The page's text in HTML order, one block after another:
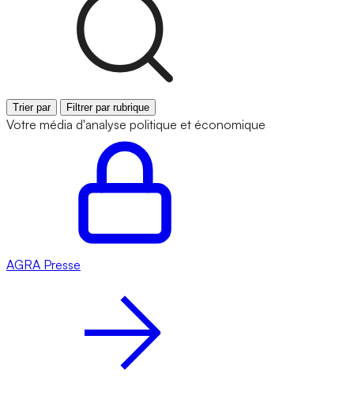
Trier par Filtrer par rubrique
Votre média d'analyse politique et économique
AGRA Presse